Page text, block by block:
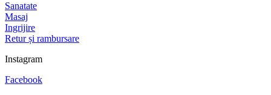
Sanatate
Masaj
Ingrijire
Retur și rambursare
Instagram
Facebook